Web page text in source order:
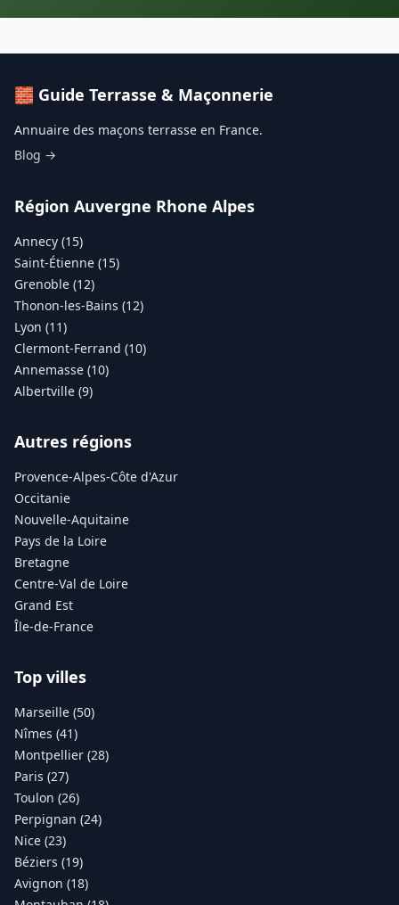
🧱 Guide Terrasse & Maçonnerie
Annuaire des maçons terrasse en France.
Blog →
Région Auvergne Rhone Alpes
Annecy (15)
Saint-Étienne (15)
Grenoble (12)
Thonon-les-Bains (12)
Lyon (11)
Clermont-Ferrand (10)
Annemasse (10)
Albertville (9)
Autres régions
Provence-Alpes-Côte d'Azur
Occitanie
Nouvelle-Aquitaine
Pays de la Loire
Bretagne
Centre-Val de Loire
Grand Est
Île-de-France
Top villes
Marseille (50)
Nîmes (41)
Montpellier (28)
Paris (27)
Toulon (26)
Perpignan (24)
Nice (23)
Béziers (19)
Avignon (18)